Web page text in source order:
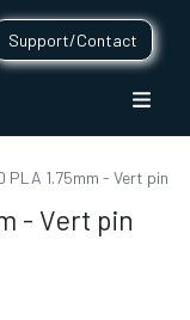
Support/Contact
PLA 1.75mm - Vert pin
- Vert pin